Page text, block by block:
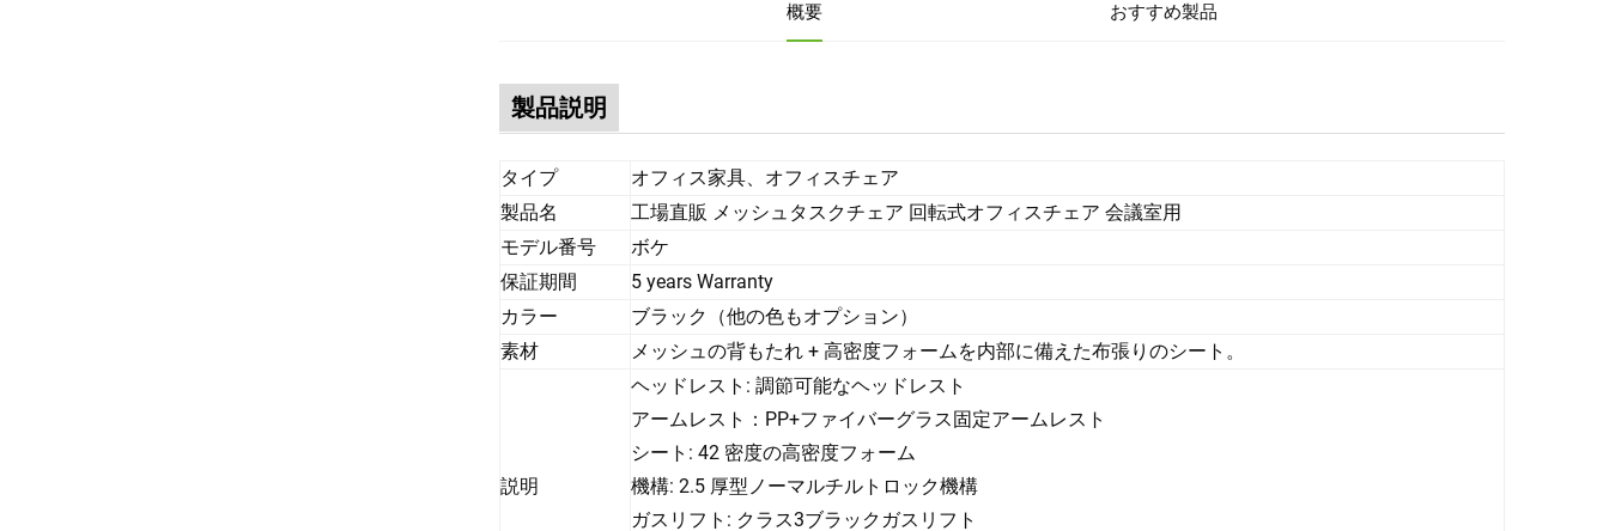
概要 おすすめ製品
製品説明
タイプ
オフィス家具、オフィスチェア
製品名
工場直販 メッシュタスクチェア 回転式オフィスチェア 会議室用
モデル番号
ボケ
保証期間
5 years Warranty
カラー
ブラック（他の色もオプション）
素材
メッシュの背もたれ + 高密度フォームを内部に備えた布張りのシート。
説明
ヘッドレスト: 調節可能なヘッドレスト
アームレスト：PP+ファイバーグラス固定アームレスト
シート: 42 密度の高密度フォーム
機構: 2.5 厚型ノーマルチルトロック機構
ガスリフト: クラス3ブラックガスリフト